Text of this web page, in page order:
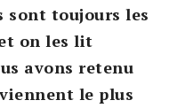
sont toujours les
on les lit
avons retenu
le plus